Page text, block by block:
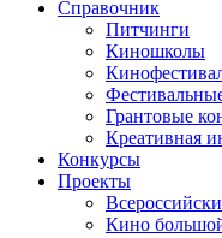
Справочник
Питчинги
Киношколы
Грантовые
Креативная
Конкурсы
Проекты
Кино